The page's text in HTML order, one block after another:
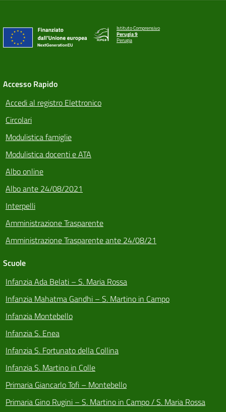
Istituto Comprensivo
Perugia 9
Perugia
Accesso Rapido
Accedi al registro Elettronico
Circolari
Modulistica famiglie
Modulistica docenti e ATA
Albo online
Albo ante 24/08/2021
Interpelli
Amministrazione Trasparente
Amministrazione Trasparente ante 24/08/21
Scuole
Infanzia Ada Belati – S. Maria Rossa
Infanzia Mahatma Gandhi – S. Martino in Campo
Infanzia Montebello
Infanzia S. Enea
Infanzia S. Fortunato della Collina
Infanzia S. Martino in Colle
Primaria Giancarlo Tofi – Montebello
Primaria Gino Rugini – S. Martino in Campo / S. Maria Rossa